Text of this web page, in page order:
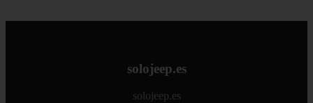
solojeep.es
solojeep.es